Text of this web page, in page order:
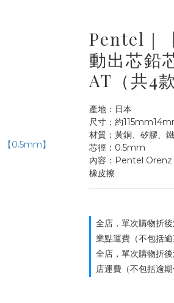
Pentel｜
動出芯鉛
AT（共4款
產地：日本
尺寸：約
材質：黃銅、矽膠、鐵
芯徑：0.5mm
內容：Pentel Orenz
橡皮擦
全店，單次購物折
業點運費（不包括逾
全店，單次購物折
店運費（不包括逾